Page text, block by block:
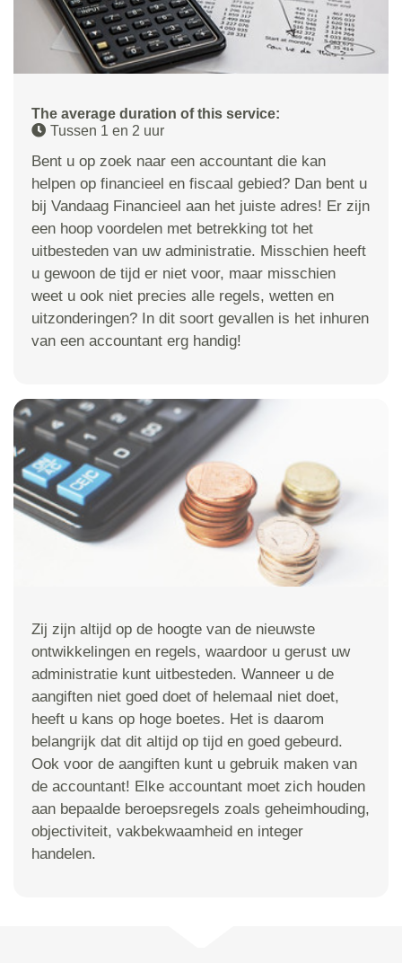
The average duration of this service:
Tussen 1 en 2 uur
Bent u op zoek naar een accountant die kan
helpen op financieel en fiscaal gebied? Dan bent u
bij Vandaag Financieel aan het juiste adres! Er zijn
een hoop voordelen met betrekking tot het
uitbesteden van uw administratie. Misschien heeft
u gewoon de tijd er niet voor, maar misschien
weet u ook niet precies alle regels, wetten en
uitzonderingen? In dit soort gevallen is het inhuren
van een accountant erg handig!
Zij zijn altijd op de hoogte van de nieuwste
ontwikkelingen en regels, waardoor u gerust uw
administratie kunt uitbesteden. Wanneer u de
aangiften niet goed doet of helemaal niet doet,
heeft u kans op hoge boetes. Het is daarom
belangrijk dat dit altijd op tijd en goed gebeurd.
Ook voor de aangiften kunt u gebruik maken van
de accountant! Elke accountant moet zich houden
aan bepaalde beroepsregels zoals geheimhouding,
objectiviteit, vakbekwaamheid en integer
handelen.